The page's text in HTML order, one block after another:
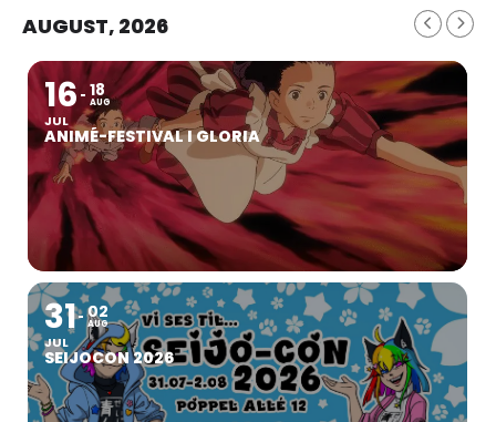
AUGUST, 2026
16
JUL
18
AUG
ANIMÉ-FESTIVAL I GLORIA
31
JUL
02
AUG
SEIJOCON 2026